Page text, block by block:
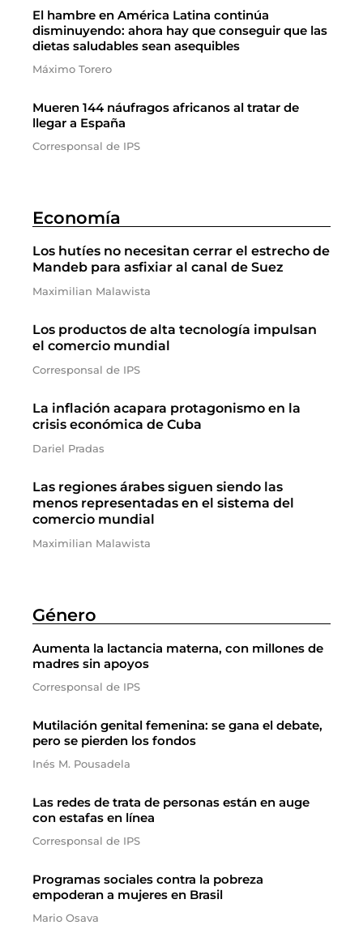
El hambre en América Latina continúa
disminuyendo: ahora hay que conseguir que las
dietas saludables sean asequibles
Máximo Torero
Mueren 144 náufragos africanos al tratar de
llegar a España
Corresponsal de IPS
Economía
Los hutíes no necesitan cerrar el estrecho de
Mandeb para asfixiar al canal de Suez
Maximilian Malawista
Los productos de alta tecnología impulsan
el comercio mundial
Corresponsal de IPS
La inflación acapara protagonismo en la
crisis económica de Cuba
Dariel Pradas
Las regiones árabes siguen siendo las
menos representadas en el sistema del
comercio mundial
Maximilian Malawista
Género
Aumenta la lactancia materna, con millones de
madres sin apoyos
Corresponsal de IPS
Mutilación genital femenina: se gana el debate,
pero se pierden los fondos
Inés M. Pousadela
Las redes de trata de personas están en auge
con estafas en línea
Corresponsal de IPS
Programas sociales contra la pobreza
empoderan a mujeres en Brasil
Mario Osava